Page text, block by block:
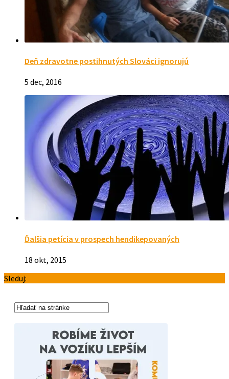
Deň zdravotne postihnutých Slováci ignorujú
5 dec, 2016
Ďalšia petícia v prospech hendikepovaných
18 okt, 2015
Sleduj: